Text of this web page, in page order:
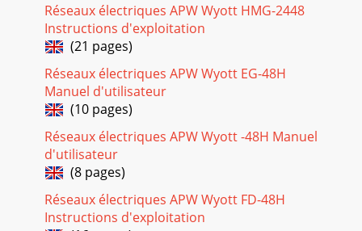
Réseaux électriques APW Wyott HMG-2448
Instructions d'exploitation
(21 pages)
Réseaux électriques APW Wyott EG-48H
Manuel d'utilisateur
(10 pages)
Réseaux électriques APW Wyott -48H Manuel
d'utilisateur
(8 pages)
Réseaux électriques APW Wyott FD-48H
Instructions d'exploitation